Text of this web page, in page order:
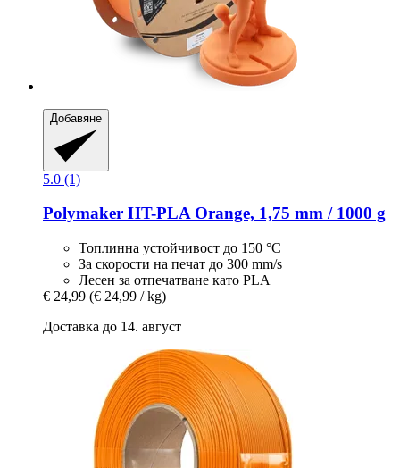
Добавяне
5.0 (1)
Polymaker HT-​PLA Orange, 1,75 mm / 1000 g
Топлинна устойчивост до 150 °C
За скорости на печат до 300 mm/s
Лесен за отпечатване като PLA
€ 24,99 (€ 24,99 / kg)
Доставка до 14. август